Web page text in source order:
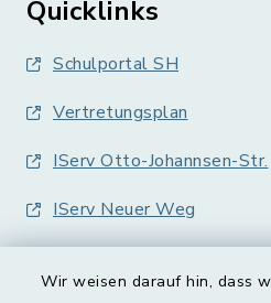
Wir weisen darauf hin, dass
Quicklinks
Schulportal SH
Vertretungsplan
IServ Otto-Johannsen-Str.
IServ Neuer Weg